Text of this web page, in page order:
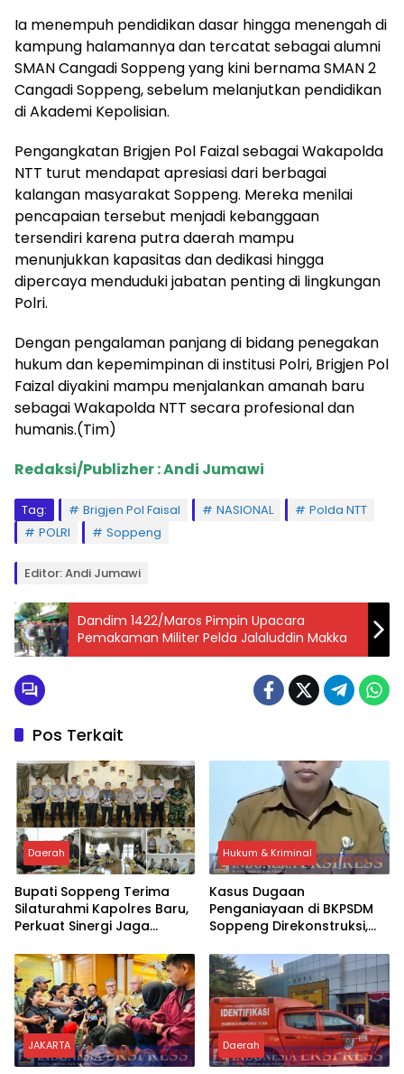
Ia menempuh pendidikan dasar hingga menengah di
kampung halamannya dan tercatat sebagai alumni
SMAN Cangadi Soppeng yang kini bernama SMAN 2
Cangadi Soppeng, sebelum melanjutkan pendidikan
di Akademi Kepolisian.
Pengangkatan Brigjen Pol Faizal sebagai Wakapolda
NTT turut mendapat apresiasi dari berbagai
kalangan masyarakat Soppeng. Mereka menilai
pencapaian tersebut menjadi kebanggaan
tersendiri karena putra daerah mampu
menunjukkan kapasitas dan dedikasi hingga
dipercaya menduduki jabatan penting di lingkungan
Polri.
Dengan pengalaman panjang di bidang penegakan
hukum dan kepemimpinan di institusi Polri, Brigjen Pol
Faizal diyakini mampu menjalankan amanah baru
sebagai Wakapolda NTT secara profesional dan
humanis.(Tim)
Redaksi/Publizher : Andi Jumawi
Tag: Brigjen Pol Faisal NASIONAL
Polda NTT
POLRI
Soppeng
Editor: Andi Jumawi
Dandim 1422/Maros Pimpin Upacara
Pemakaman Militer Pelda Jalaluddin Makka
Pos Terkait
Daerah
Bupati Soppeng Terima
Silaturahmi Kapolres Baru,
Perkuat Sinergi Jaga
Pembangunan
Hukum & Kriminal
Kasus Dugaan
Penganiayaan di BKPSDM
Soppeng Direkonstruksi,
Hukum Terus Berjalan
JAKARTA Daerah